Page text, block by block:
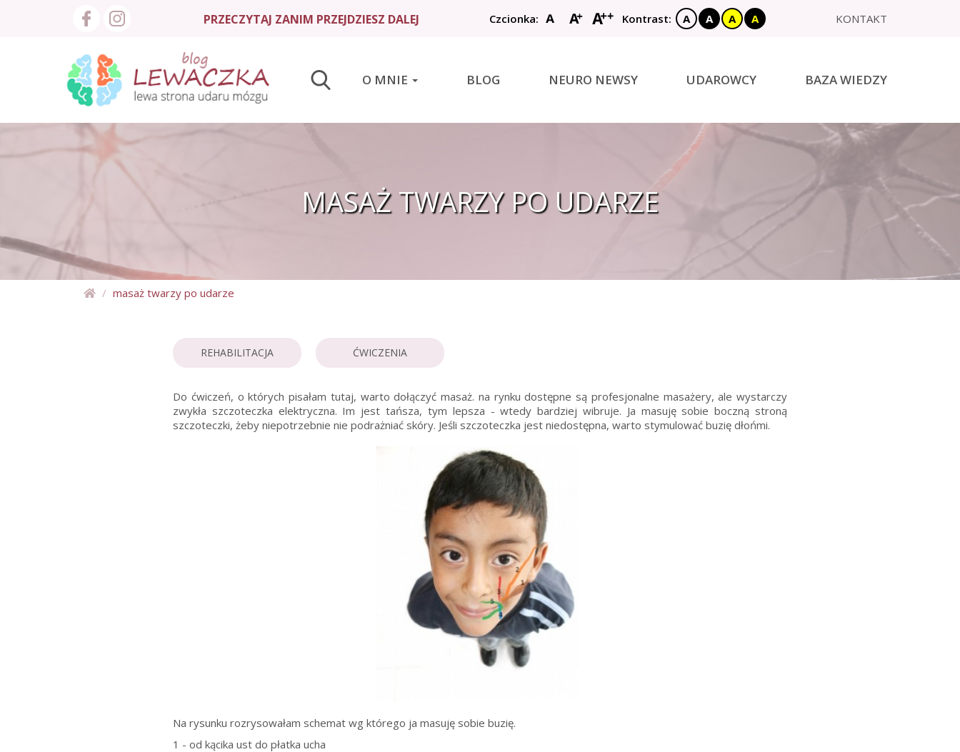
PRZECZYTAJ ZANIM PRZEJDZIESZ DALEJ Czcionka: Kontrast: A A A A KONTAKT
O MNIE
BLOG
UDAROWCY
O MNIE BLOG NEURO NEWSY UDAROWCY BAZA WIEDZY
MASAŻ TWARZY PO UDARZE
masaż twarzy po udarze
REHABILITACJA ĆWICZENIA
Do ćwiczeń, o których pisałam tutaj, warto dołączyć masaż. na rynku dostępne są profesjonalne masażery, ale wystarczy
zwykła szczoteczka elektryczna. Im jest tańsza, tym lepsza - wtedy bardziej wibruje. Ja masuję sobie boczną stroną
szczoteczki, żeby niepotrzebnie nie podrażniać skóry. Jeśli szczoteczka jest niedostępna, warto stymulować buzię dłońmi.
Na rysunku rozrysowałam schemat wg którego ja masuję sobie buzię.
1 - od kącika ust do płatka ucha